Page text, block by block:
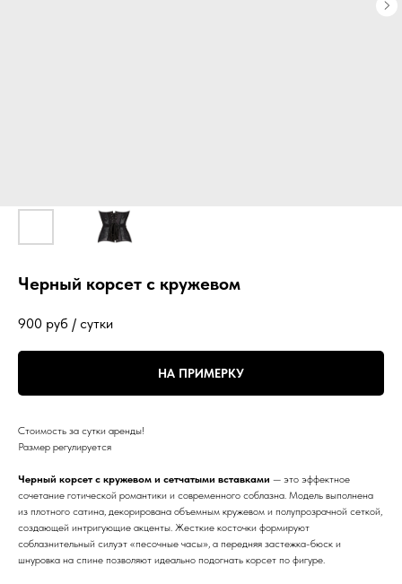
Черный корсет с кружевом
900 руб / сутки
НА ПРИМЕРКУ
Стоимость за сутки аренды!
Размер регулируется
Черный корсет с кружевом и сетчатыми вставками — это эффектное
сочетание готической романтики и современного соблазна. Модель выполнена
из плотного сатина, декорирована объемным кружевом и полупрозрачной сеткой,
создающей интригующие акценты. Жесткие косточки формируют
соблазнительный силуэт «песочные часы», а передняя застежка-бюск и
шнуровка на спине позволяют идеально подогнать корсет по фигуре.